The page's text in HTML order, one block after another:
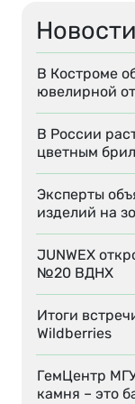
Новости
В Костроме
ювелирной
В России
цветным
Эксперты
изделий на
JUNWEX
№20 ВДНХ
Итоги
Wildberries
ГемЦентр
камня – это